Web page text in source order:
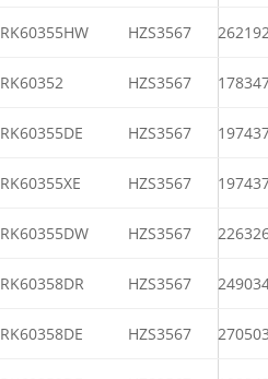
RK60355HW HZS3567
RK60352 HZS3567
RK60355DE HZS3567
RK60355XE HZS3567
RK60355DW HZS3567
RK60358DR HZS3567
RK60358DE HZS3567